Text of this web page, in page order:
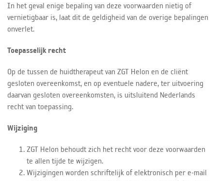
In het geval enige bepaling van deze voorwaarden nietig of
vernietigbaar is, laat dit de geldigheid van de overige bepalingen
onverlet.
Toepasselijk recht
Op de tussen de huidtherapeut van ZGT Helon en de cliënt
gesloten overeenkomst, en op eventuele nadere, ter uitvoering
daarvan gesloten overeenkomsten, is uitsluitend Nederlands
recht van toepassing.
Wijziging
ZGT Helon behoudt zich het recht voor deze voorwaarden
te allen tijde te wijzigen.
Wijzigingen worden schriftelijk of elektronisch per e-mail